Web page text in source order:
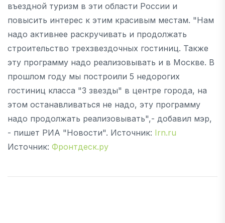
въездной туризм в эти области России и
повысить интерес к этим красивым местам. "Нам
надо активнее раскручивать и продолжать
строительство трехзвездочных гостиниц. Также
эту программу надо реализовывать и в Москве. В
прошлом году мы построили 5 недорогих
гостиниц класса "3 звезды" в центре города, на
этом останавливаться не надо, эту программу
надо продолжать реализовывать",- добавил мэр,
- пишет РИА "Новости". Источник: Irn.ru
Источник: Фронтдеск.ру